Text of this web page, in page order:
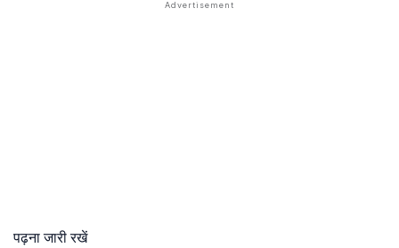
पढ़ना जारी रखें